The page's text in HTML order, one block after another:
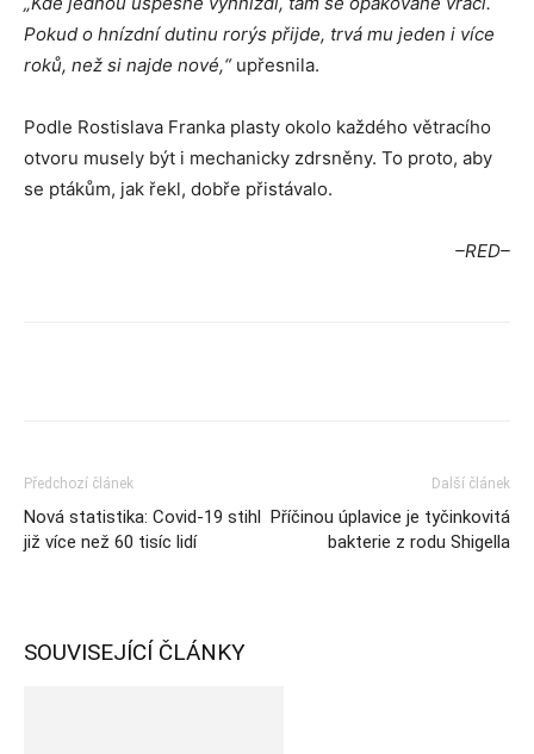
Pokud o hnízdní dutinu rorýs přijde, trvá mu jeden i více
roků, než si najde nové,“upřesnila.
Podle Rostislava Franka plasty okolo každého větracího
otvoru musely být i mechanicky zdrsněny. To proto, aby
se ptákům, jak řekl, dobře přistávalo.
–RED–
Předchozí článek
Nová statistika: Covid-19 stihl
již více než 60 tisíc lidí
Další článek
Příčinou úplavice je tyčinkovitá
bakterie z rodu Shigella
SOUVISEJÍCÍ ČLÁNKY